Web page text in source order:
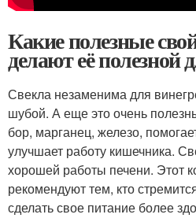
Какие полезные
делают её полезной
Свекла незаменима для
шубой. А еще это очень
бор, марганец, железо,
улучшает работу кишечника.
хорошей работы печени. Этот
рекомендуют тем, кто
сделать свое питание более